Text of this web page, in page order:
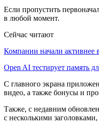
Если пропустить
в любой момент.
Сейчас читают
Компании начали активнее
Open AI тестирует память
С главного экрана
видео, а также бонусы и
Также, с недавним
с несколькими